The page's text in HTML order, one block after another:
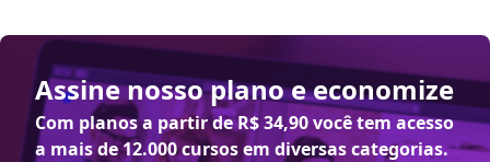
Assine nosso plano e economize
Com planos a partir deR$ 34,90você tem acesso
a mais de 12.000 cursos em diversas categorias.